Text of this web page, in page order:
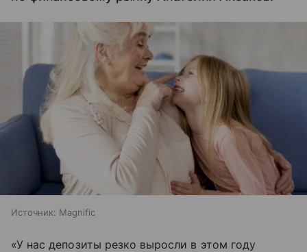
Источник: Magnific
«У нас депозиты резко выросли в этом году